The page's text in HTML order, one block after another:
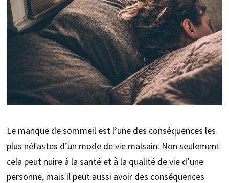
Le manque de sommeil est l’une des conséquences les
plus néfastes d’un mode de vie malsain. Non seulement
cela peut nuire à la santé et à la qualité de vie d’une
personne, mais il peut aussi avoir des conséquences